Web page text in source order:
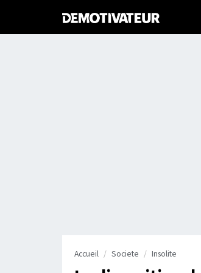
Accueil Societe Insolite